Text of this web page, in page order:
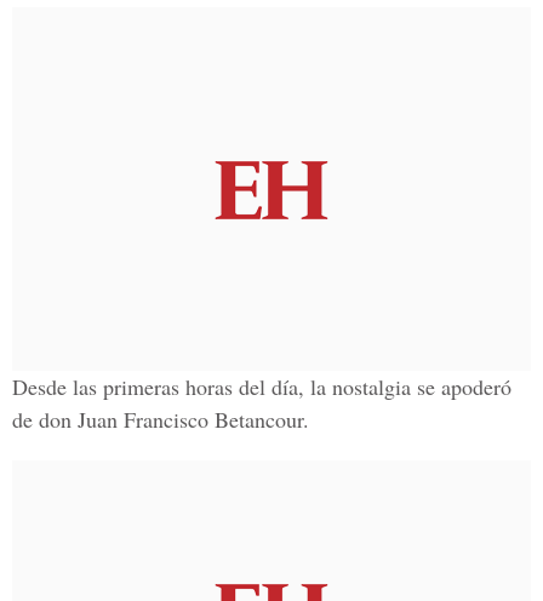
Desde las primeras horas del día, la nostalgia se apoderó
de don Juan Francisco Betancour.